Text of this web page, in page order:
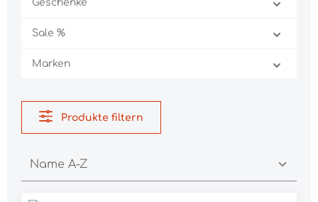
Geschenke
Sale %
Marken
Produkte filtern